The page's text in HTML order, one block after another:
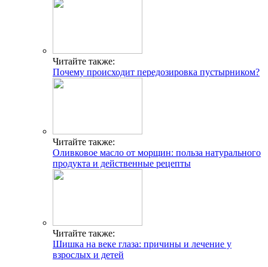
Читайте также:
Почему происходит передозировка пустырником?
Читайте также:
Оливковое масло от морщин: польза натурального
продукта и действенные рецепты
Читайте также:
Шишка на веке глаза: причины и лечение у
взрослых и детей